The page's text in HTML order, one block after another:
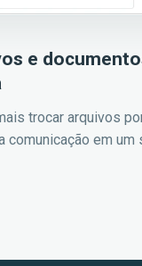
e
trocar arquivos
comunicação em um